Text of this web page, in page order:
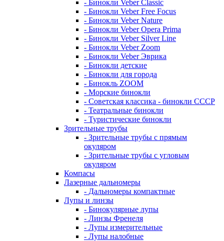
- Бинокли Veber Classic
- Бинокли Veber Free Focus
- Бинокли Veber Nature
- Бинокли Veber Opera Prima
- Бинокли Veber Silver Line
- Бинокли Veber Zoom
- Бинокли Veber Эврика
- Бинокли детские
- Бинокли для города
- Бинокль ZOOM
- Морские бинокли
- Советская классика - бинокли СССР
- Театральные бинокли
- Туристические бинокли
Зрительные трубы
- Зрительные трубы с прямым
окуляром
- Зрительные трубы с угловым
окуляром
Компасы
Лазерные дальномеры
- Дальномеры компактные
Лупы и линзы
- Бинокулярные лупы
- Линзы Френеля
- Лупы измерительные
- Лупы налобные